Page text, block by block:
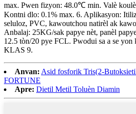
max. Pwen fizyon: 48.0℃ min. Valè
Kontni dlo: 0.1% max. 6. Aplikasyon:
seluloz, PVC, kawoutchou natirèl ak
Anbalaj: 25KG/sak papye nèt, panèl
12.5 tòn/20 pye FCL. Pwodui sa a se yon
KLAS 9.
Anvan: Asid fosforik Tris(2-
FORTUNE
Apre: Dietil Metil Toluèn Diamin